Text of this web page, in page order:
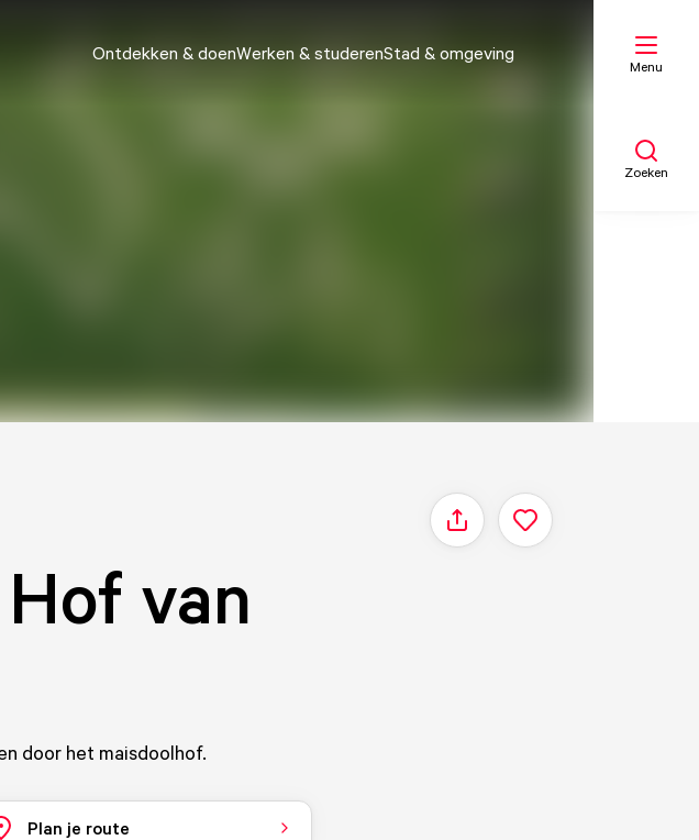
Ontdekken & doenWerken & studerenStad & omgeving
Menu
Zoeken
Delen
van
door het maisdoolhof.
Plan je route